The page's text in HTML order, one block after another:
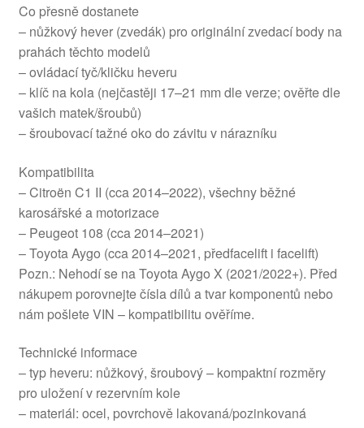
Co přesně dostanete
– nůžkový hever (zvedák) pro originální zvedací body na
prahách těchto modelů
– ovládací tyč/kličku heveru
– klíč na kola (nejčastěji 17–21 mm dle verze; ověřte dle
vašich matek/šroubů)
– šroubovací tažné oko do závitu v nárazníku
Kompatibilita
– Citroën C1 II (cca 2014–2022), všechny běžné
karosářské a motorizace
– Peugeot 108 (cca 2014–2021)
– Toyota Aygo (cca 2014–2021, předfacelift i facelift)
Pozn.: Nehodí se na Toyota Aygo X (2021/2022+). Před
nákupem porovnejte čísla dílů a tvar komponentů nebo
nám pošlete VIN – kompatibilitu ověříme.
Technické informace
– typ heveru: nůžkový, šroubový – kompaktní rozměry
pro uložení v rezervním kole
– materiál: ocel, povrchově lakovaná/pozinkovaná